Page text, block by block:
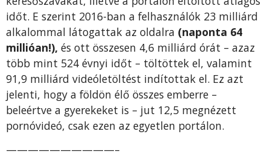
időt. E szerint 2016-ban a felhasználók 23 milliárd
alkalommal látogattak az oldalra (naponta 64
millióan!), és ott összesen 4,6 milliárd órát – azaz
több mint 524 évnyi időt – töltöttek el, valamint
91,9 milliárd videóletöltést indítottak el. Ez azt
jelenti, hogy a földön élő összes emberre –
beleértve a gyerekeket is – jut 12,5 megnézett
pornóvideó, csak ezen az egyetlen portálon.
——————————–